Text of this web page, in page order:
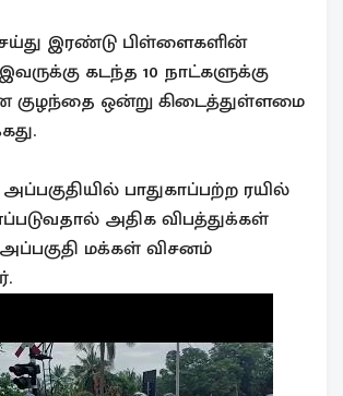
இரண்டு பிள்ளைகளின்
கடந்த 10 நாட்களுக்கு
ஒன்று கிடைத்துள்ளமை
பாதுகாப்பற்ற ரயில்
அதிக விபத்துக்கள்
மக்கள் விசனம்